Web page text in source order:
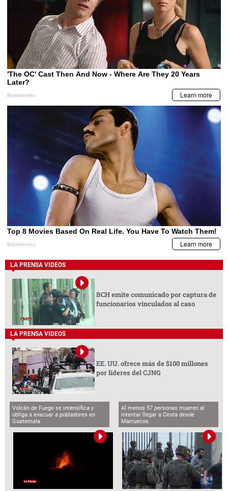
LA PRENSA VIDEOS
BCH emite comunicado por captura de
funcionarios vinculados al caso
LA PRENSA VIDEOS
EE. UU. ofrece más de $100 millones
por líderes del CJNG
Volcán de Fuego se intensifica y
obliga a evacuar a pobladores en
Guatemala
Al menos 57 personas mueren al
intentar llegar a Ceuta desde
Marruecos